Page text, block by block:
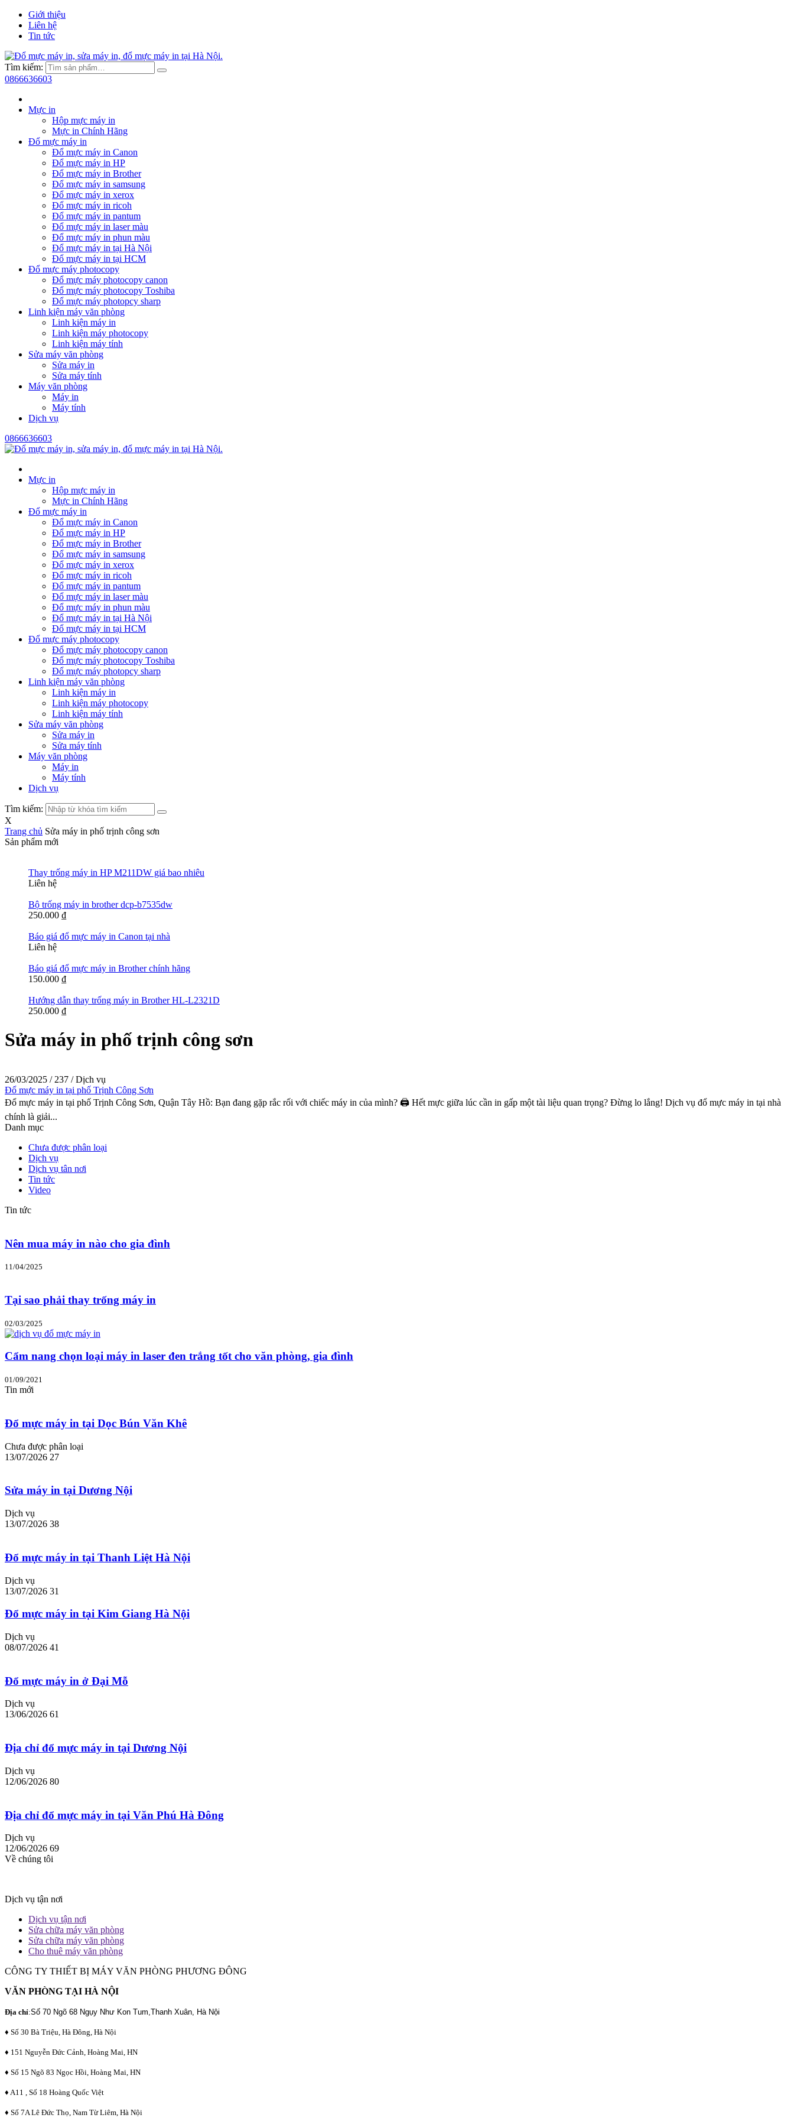
Giới thiệu
Liên hệ
Tin tức
Tìm kiếm:
0866636603
Mực in
Hộp mực máy in
Mực in Chính Hãng
Đổ mực máy in
Đổ mực máy in Canon
Đổ mực máy in HP
Đổ mực máy in Brother
Đổ mực máy in samsung
Đổ mực máy in xerox
Đổ mực máy in ricoh
Đổ mực máy in pantum
Đổ mực máy in laser màu
Đổ mực máy in phun màu
Đổ mực máy in tại Hà Nội
Đổ mực máy in tại HCM
Đổ mực máy photocopy
Đổ mực máy photocopy canon
Đổ mực máy photocopy Toshiba
Đổ mực máy photopcy sharp
Linh kiện máy văn phòng
Linh kiện máy in
Linh kiện máy photocopy
Linh kiện máy tính
Sửa máy văn phòng
Sửa máy in
Sửa máy tính
Máy văn phòng
Máy in
Máy tính
Dịch vụ
0866636603
Mực in
Hộp mực máy in
Mực in Chính Hãng
Đổ mực máy in
Đổ mực máy in Canon
Đổ mực máy in HP
Đổ mực máy in Brother
Đổ mực máy in samsung
Đổ mực máy in xerox
Đổ mực máy in ricoh
Đổ mực máy in pantum
Đổ mực máy in laser màu
Đổ mực máy in phun màu
Đổ mực máy in tại Hà Nội
Đổ mực máy in tại HCM
Đổ mực máy photocopy
Đổ mực máy photocopy canon
Đổ mực máy photocopy Toshiba
Đổ mực máy photopcy sharp
Linh kiện máy văn phòng
Linh kiện máy in
Linh kiện máy photocopy
Linh kiện máy tính
Sửa máy văn phòng
Sửa máy in
Sửa máy tính
Máy văn phòng
Máy in
Máy tính
Dịch vụ
Tìm kiếm:
X
Trang chủ Sửa máy in phố trịnh công sơn
Sản phẩm mới
Thay trống máy in HP M211DW giá bao nhiêu
Liên hệ
Bộ trống máy in brother dcp-b7535dw
250.000 ₫
Báo giá đổ mực máy in Canon tại nhà
Liên hệ
Báo giá đổ mực máy in Brother chính hãng
150.000 ₫
Hướng dẫn thay trống máy in Brother HL-L2321D
250.000 ₫
Sửa máy in phố trịnh công sơn
26/03/2025 / 237 /Dịch vụ
Đổ mực máy in tại phố Trịnh Công Sơn
Đổ mực máy in tại phố Trịnh Công Sơn, Quận Tây Hồ: Bạn đang gặp rắc rối với chiếc máy in của mình? 🖨️ Hết mực giữa lúc cần in gấp một tài liệu quan trọng? Đừng lo lắng! Dịch vụ đổ mực máy in tại nhà
chính là giải...
Danh mục
Chưa được phân loại
Dịch vụ
Dịch vụ tân nơi
Tin tức
Video
Tin tức
Nên mua máy in nào cho gia đình
11/04/2025
Tại sao phải thay trống máy in
02/03/2025
Cẩm nang chọn loại máy in laser đen trắng tốt cho văn phòng, gia đình
01/09/2021
Tin mới
Đổ mực máy in tại Dọc Bún Văn Khê
Chưa được phân loại
13/07/2026 27
Sửa máy in tại Dương Nội
Dịch vụ
13/07/2026 38
Đổ mực máy in tại Thanh Liệt Hà Nội
Dịch vụ
13/07/2026 31
Đổ mực máy in tại Kim Giang Hà Nội
Dịch vụ
08/07/2026 41
Đổ mực máy in ở Đại Mỗ
Dịch vụ
13/06/2026 61
Địa chỉ đổ mực máy in tại Dương Nội
Dịch vụ
12/06/2026 80
Địa chỉ đổ mực máy in tại Văn Phú Hà Đông
Dịch vụ
12/06/2026 69
Về chúng tôi
Dịch vụ tận nơi
Dịch vụ tận nơi
Sửa chữa máy văn phòng
Sửa chữa máy văn phòng
Cho thuê máy văn phòng
CÔNG TY THIẾT BỊ MÁY VĂN PHÒNG PHƯƠNG ĐÔNG
VĂN PHÒNG TẠI HÀ NỘI
Địa chỉ:Số 70 Ngõ 68 Ngụy Như Kon Tum,Thanh Xuân, Hà Nội
♦ Số 30 Bà Triệu, Hà Đông, Hà Nội
♦ 151 Nguyễn Đức Cảnh, Hoàng Mai, HN
♦ Số 15 Ngõ 83 Ngọc Hồi, Hoàng Mai, HN
♦ A11 , Số 18 Hoàng Quốc Việt
♦ Số 7A Lê Đức Thọ, Nam Từ Liêm, Hà Nội